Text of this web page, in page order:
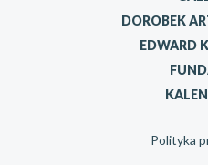
DOROBEK
EDWARD
Polityka